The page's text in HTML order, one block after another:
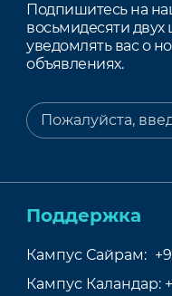
Подпишитесь на
восьмидесяти
уведомлять вас о
объявлениях.
Поддержка
Кампус Сайрам:
Кампус Каландар: